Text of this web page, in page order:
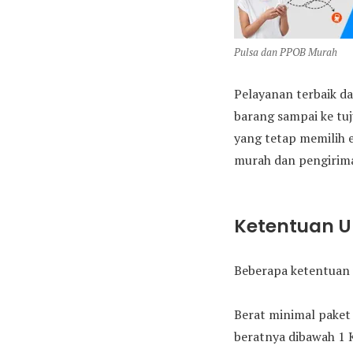
Pulsa dan PPOB Murah
Pelayanan terbaik
barang sampai ke
yang tetap memilih
murah dan
Ketentuan
Beberapa
Berat minimal paket
beratnya dibawah 1